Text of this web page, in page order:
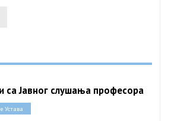
са Јавног слушања професора
Устава